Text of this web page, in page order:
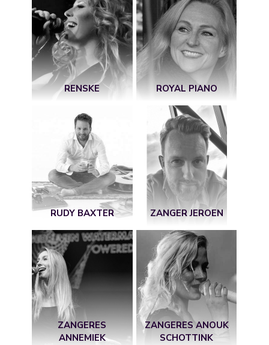
RENSKE ROYAL PIANO
RUDY BAXTER ZANGER JEROEN
ZANGERES
ANNEMIEK
ZANGERES ANOUK
SCHOTTINK